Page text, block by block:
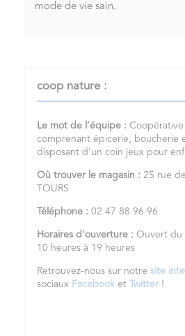
mode de vie sain.
coop nature :
Le mot de l’équipe :
comprenant épicerie, boucherie
disposant d'un coin jeux pour
Où trouver le magasin : 25 rue
TOURS
Téléphone : 02 47 88 96 96
Horaires d'ouverture : Ouvert du
10 heures à 19 heures
Retrouvez-nous sur notre site
sociaux Facebook et Twitter !